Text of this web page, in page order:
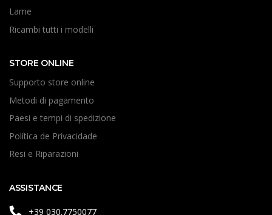
Lame
Ricambi tutti i modelli
STORE ONLINE
Supporto store online
Metodi di pagamento
Paesi e tempi di spedizione
Política de Privacidade
Resi e Riparazioni
ASSISTANCE
+39 030.7750077